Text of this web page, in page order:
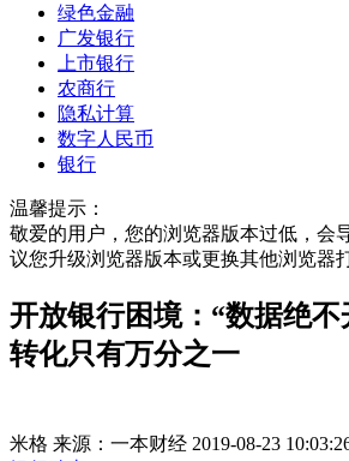
绿色金融
广发银行
上市银行
农商行
隐私计算
数字人民币
银行
温馨提示：
敬爱的用户，您的浏览器版本过低，会
议您升级浏览器版本或更换其他浏览器
开放银行困境：“数据绝
转化只有万分之一
米格 来源： 一本财经 2019-08-23